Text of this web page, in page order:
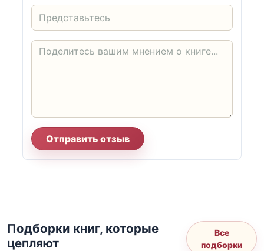
Отправить отзыв
Подборки книг, которые
цепляют
Все
подборки